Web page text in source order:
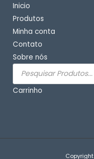
Inicio
Produtos
Minha conta
Contato
Sobre nós
Pesquisar
produtos
Carrinho